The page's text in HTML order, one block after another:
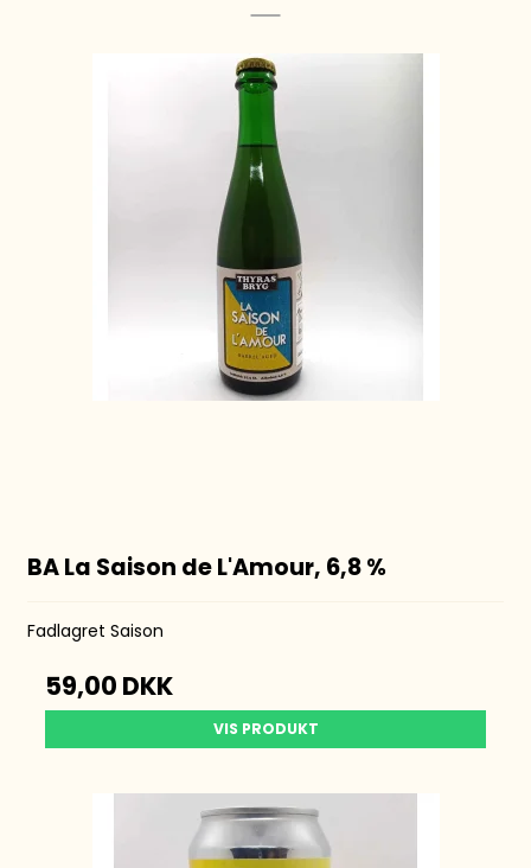
BA La Saison de L'Amour, 6,8 %
Fadlagret Saison
59,00 DKK
VIS PRODUKT